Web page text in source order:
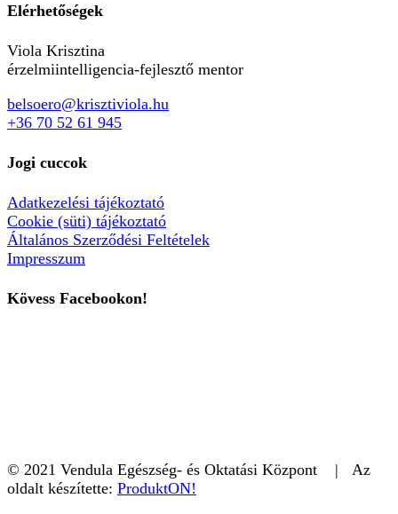
Elérhetőségek
Viola Krisztina
érzelmiintelligencia-fejlesztő mentor
belsoero@krisztiviola.hu
+36 70 52 61 945
Jogi cuccok
Adatkezelési tájékoztató
Cookie (süti) tájékoztató
Általános Szerződési Feltételek
Impresszum
Kövess Facebookon!
© 2021 Vendula Egészség- és Oktatási Központ | Az
oldalt készítette: ProduktON!